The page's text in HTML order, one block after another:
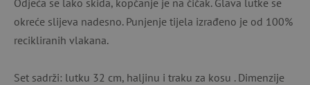
okreće slijeva nadesno. Punjenje tijela izrađeno je od 100%
recikliranih vlakana.
Set sadrži: lutku 32 cm, haljinu i traku za kosu . Dimenzije